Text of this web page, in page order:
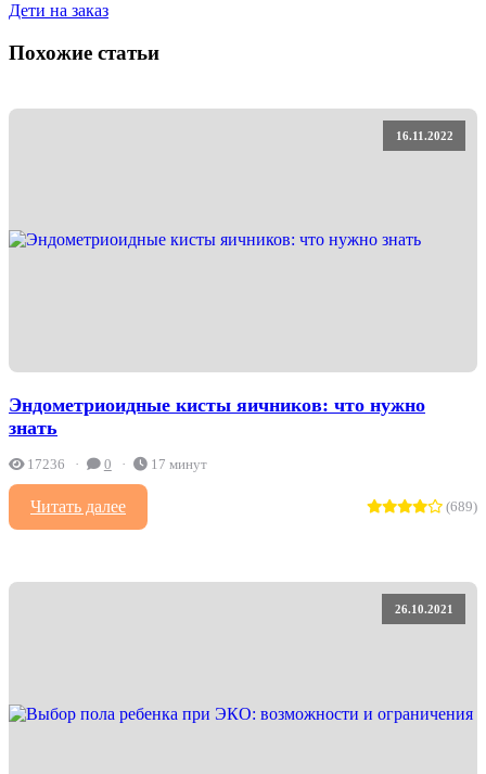
Дети на заказ
Похожие статьи
16.11.2022
Эндометриоидные кисты яичников: что нужно
знать
17236 0 17 минут
Читать далее (689)
26.10.2021